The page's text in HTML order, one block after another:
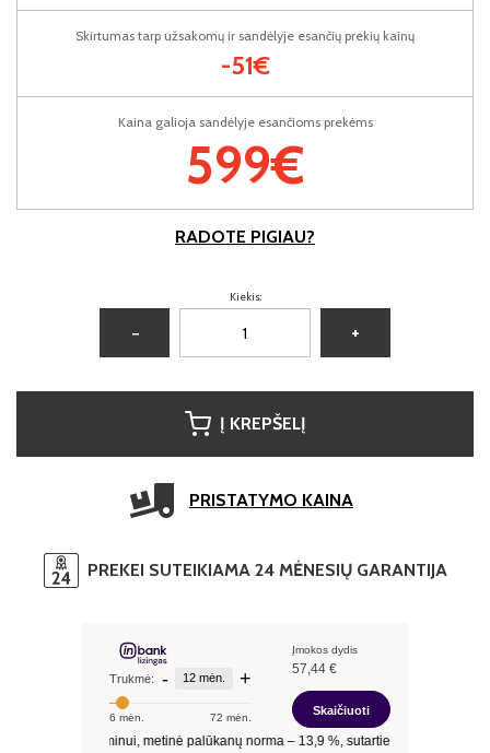
Kaina galioja sandėlyje esančioms prekėms
599€
Skirtumas tarp užsakomų ir sandėlyje esančių prekių kainų
-51€
RADOTE PIGIAU?
Kiekis:
− +
Į KREPŠELĮ
PRISTATYMO KAINA
PREKEI SUTEIKIAMA 24 MĖNESIŲ GARANTIJA